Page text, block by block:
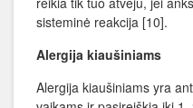
sisteminė reakcija [10].
Alergija kiaušiniams
Alergija kiaušiniams yra